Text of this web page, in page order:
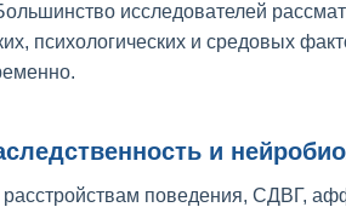
исследователей
психологических и средовых
и
поведения, СДВГ,